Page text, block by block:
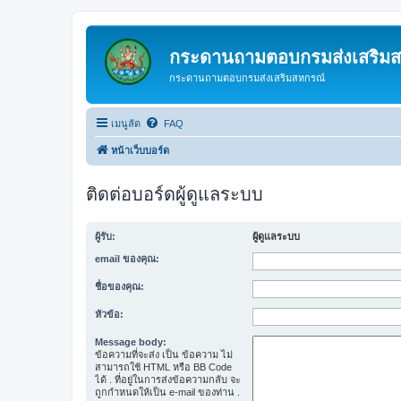
กระดานถามตอบกรมส่งเสริม
กระดานถามตอบกรมส่งเสริมสหกรณ์
เมนูลัด FAQ
หน้าเว็บบอร์ด
ติดต่อบอร์ดผู้ดูแลระบบ
ผู้รับ: ผู้ดูแลระบบ
email ของคุณ:
ชื่อของคุณ:
หัวข้อ:
Message body:
ข้อความที่จะส่ง เป็น ข้อความ ไม่
สามารถใช้ HTML หรือ BB Code
ได้ . ที่อยู่ในการส่งข้อความกลับ จะ
ถูกกำหนดให้เป็น e-mail ของท่าน .